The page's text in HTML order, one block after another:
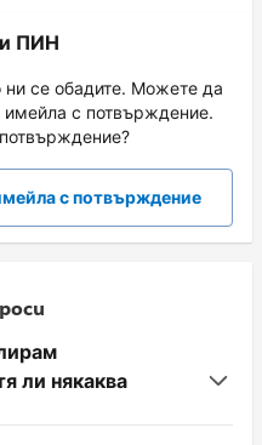
ПИН
ни се обадите. Можете да
имейла с потвърждение.
с потвърждение
ли някаква